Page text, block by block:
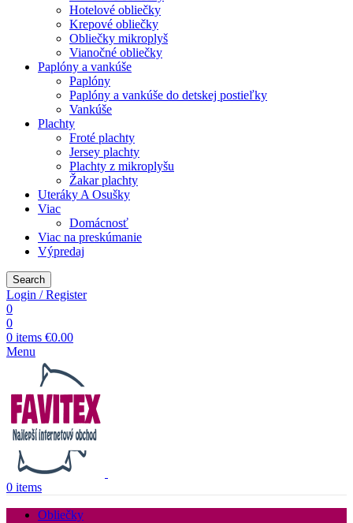
Hotelové obliečky
Krepové obliečky
Obliečky mikroplyš
Vianočné obliečky
Paplóny a vankúše
Paplóny
Paplóny a vankúše do detskej postieľky
Vankúše
Plachty
Froté plachty
Jersey plachty
Plachty z mikroplyšu
Žakar plachty
Uteráky A Osušky
Viac
Domácnosť
Viac na preskúmanie
Výpredaj
Search
Login / Register
0
0
0 items €0.00
Menu
0 items
Obliečky